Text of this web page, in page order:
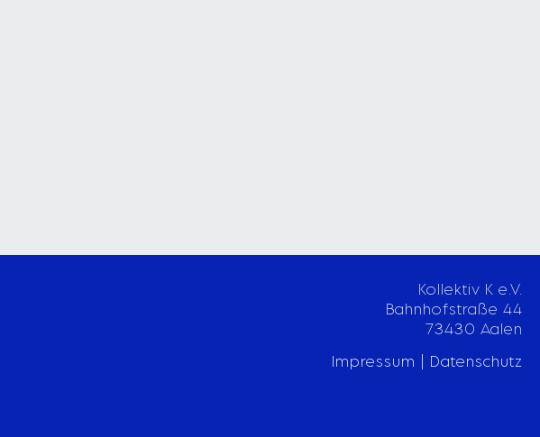
Kollektiv K e.V.
Bahnhofstraße 44
73430 Aalen
Impressum | Datenschutz